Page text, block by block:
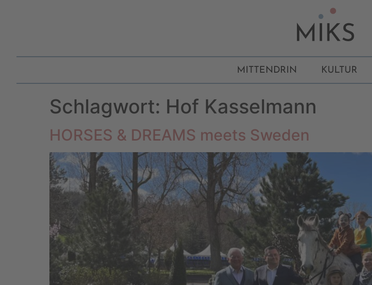
MITTENDRIN KULTUR
Schlagwort: Hof Kasselmann
HORSES & DREAMS meets Sweden